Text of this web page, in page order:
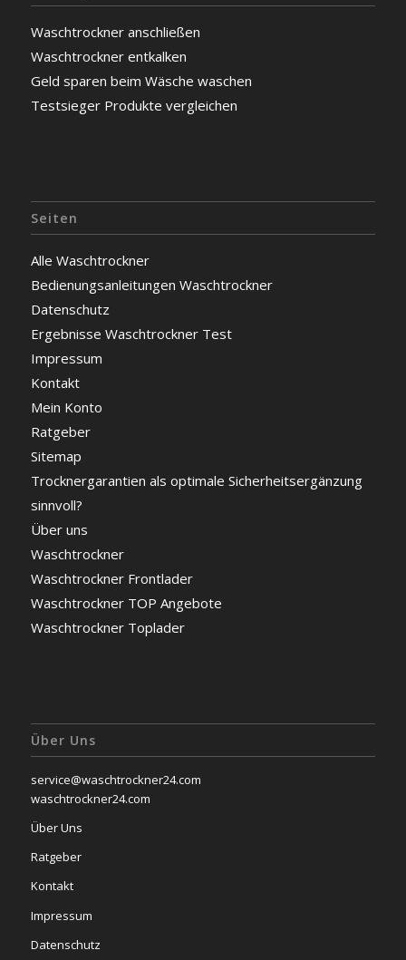
Waschtrockner anschließen
Waschtrockner entkalken
Geld sparen beim Wäsche waschen
Testsieger Produkte vergleichen
Seiten
Alle Waschtrockner
Bedienungsanleitungen Waschtrockner
Datenschutz
Ergebnisse Waschtrockner Test
Impressum
Kontakt
Mein Konto
Ratgeber
Sitemap
Trocknergarantien als optimale Sicherheitsergänzung
sinnvoll?
Über uns
Waschtrockner
Waschtrockner Frontlader
Waschtrockner TOP Angebote
Waschtrockner Toplader
Über Uns
service@waschtrockner24.com
waschtrockner24.com
Über Uns
Ratgeber
Kontakt
Impressum
Datenschutz